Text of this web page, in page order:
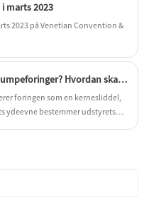
marts 2023
2023 på Venetian Convention &
Hvad er fordelene ved keramiske pumpeforinger? Hvordan skal du vælge og installere dem?
foringen som en kernesliddel,
ydeevne bestemmer udstyrets
til traditionelle metalforinger i
slidstyrke og kemiske